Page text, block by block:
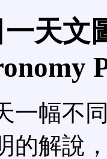
天文
一幅不
的解說